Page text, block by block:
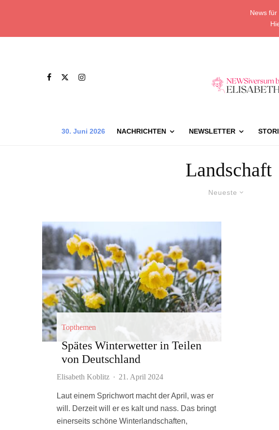
News
30. Juni 2026 NACHRICHTEN NEWSLETTER
Landschaft
Neueste
Topthemen
Spätes Winterwetter in Teilen
von Deutschland
Elisabeth Koblitz · 21. April 2024
Laut einem Sprichwort macht der April, was er
will. Derzeit will er es kalt und nass. Das bringt
einerseits schöne Winterlandschaften,